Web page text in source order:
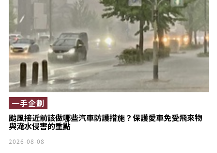
颱風接近前該做哪些汽車防護措施？保護愛車免受飛來物
與淹水侵害的重點
一手企劃
2026-08-08